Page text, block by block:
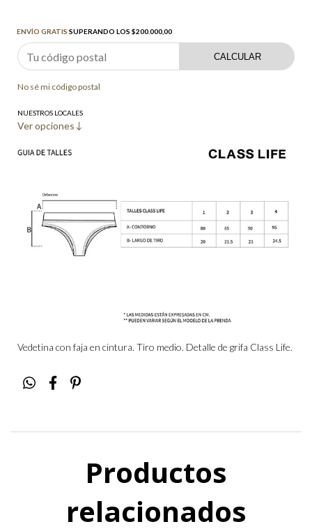
ENVÍO GRATIS SUPERANDO LOS $200.000,00
CALCULAR
No sé mi código postal
NUESTROS LOCALES
Ver opciones
Vedetina con faja en cintura. Tiro medio. Detalle de grifa Class Life.
Productos
relacionados